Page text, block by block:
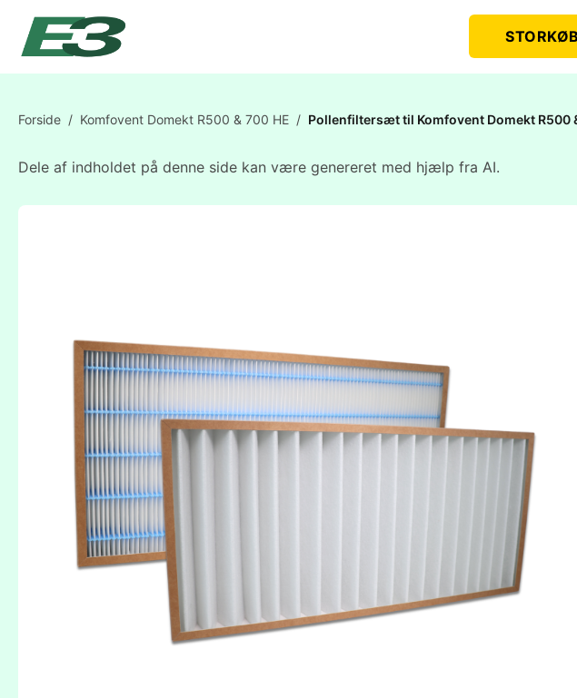
STORKØB
Forside / Komfovent Domekt R500 & 700 HE / Pollenfiltersæt til Komfovent Domekt R500
Dele af indholdet på denne side kan være genereret med hjælp fra AI.